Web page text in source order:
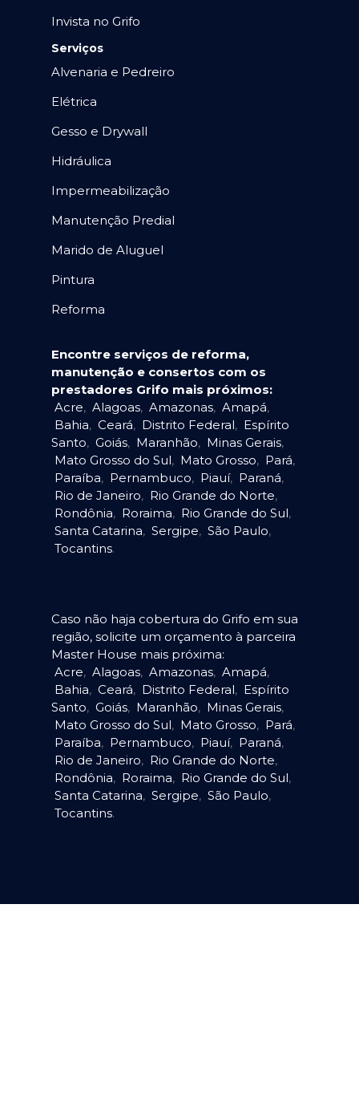
Invista no Grifo
Serviços
Alvenaria e Pedreiro
Elétrica
Gesso e Drywall
Hidráulica
Impermeabilização
Manutenção Predial
Marido de Aluguel
Pintura
Reforma
Encontre serviços de reforma,
manutenção e consertos com os
prestadores Grifo mais próximos:
Acre, Alagoas, Amazonas, Amapá,
Bahia, Ceará, Distrito Federal, Espírito
Santo, Goiás, Maranhão, Minas Gerais,
Mato Grosso do Sul, Mato Grosso, Pará,
Paraíba, Pernambuco, Piauí, Paraná,
Rio de Janeiro, Rio Grande do Norte,
Rondônia, Roraima, Rio Grande do Sul,
Santa Catarina, Sergipe, São Paulo,
Tocantins.
Caso não haja cobertura do Grifo em sua
região, solicite um orçamento à parceira
Master House mais próxima:
Acre, Alagoas, Amazonas, Amapá,
Bahia, Ceará, Distrito Federal, Espírito
Santo, Goiás, Maranhão, Minas Gerais,
Mato Grosso do Sul, Mato Grosso, Pará,
Paraíba, Pernambuco, Piauí, Paraná,
Rio de Janeiro, Rio Grande do Norte,
Rondônia, Roraima, Rio Grande do Sul,
Santa Catarina, Sergipe, São Paulo,
Tocantins.